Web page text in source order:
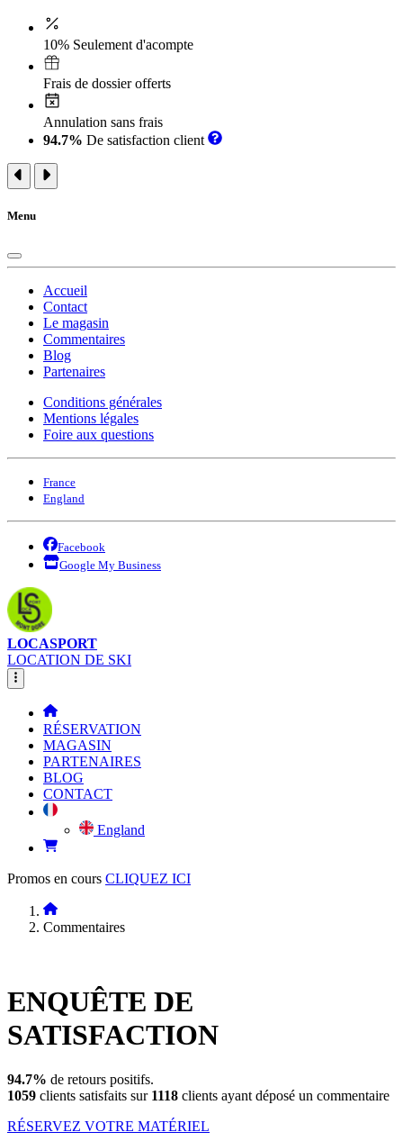
10% Seulement d'acompte
Frais de dossier offerts
Annulation sans frais
94.7% De satisfaction client
Menu
Accueil
Contact
Le magasin
Commentaires
Blog
Partenaires
Conditions générales
Mentions légales
Foire aux questions
France
England
Facebook
Google My Business
LOCASPORT
LOCATION DE SKI
RÉSERVATION
MAGASIN
PARTENAIRES
BLOG
CONTACT
England
Promos en cours CLIQUEZ ICI
Commentaires
ENQUÊTE DE
SATISFACTION
94.7% de retours positifs.
1059 clients satisfaits sur 1118 clients ayant déposé un commentaire
RÉSERVEZ VOTRE MATÉRIEL